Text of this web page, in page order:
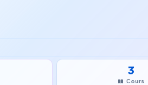
3
Cours